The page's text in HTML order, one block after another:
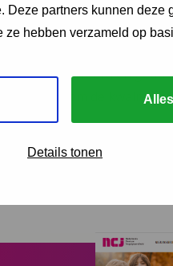
Deze partners kunnen deze
ze hebben verzameld op
Details tonen
geregistreerd en
gebruikt om de kwaliteit